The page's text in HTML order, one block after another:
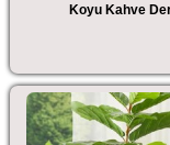
Koyu Kahve